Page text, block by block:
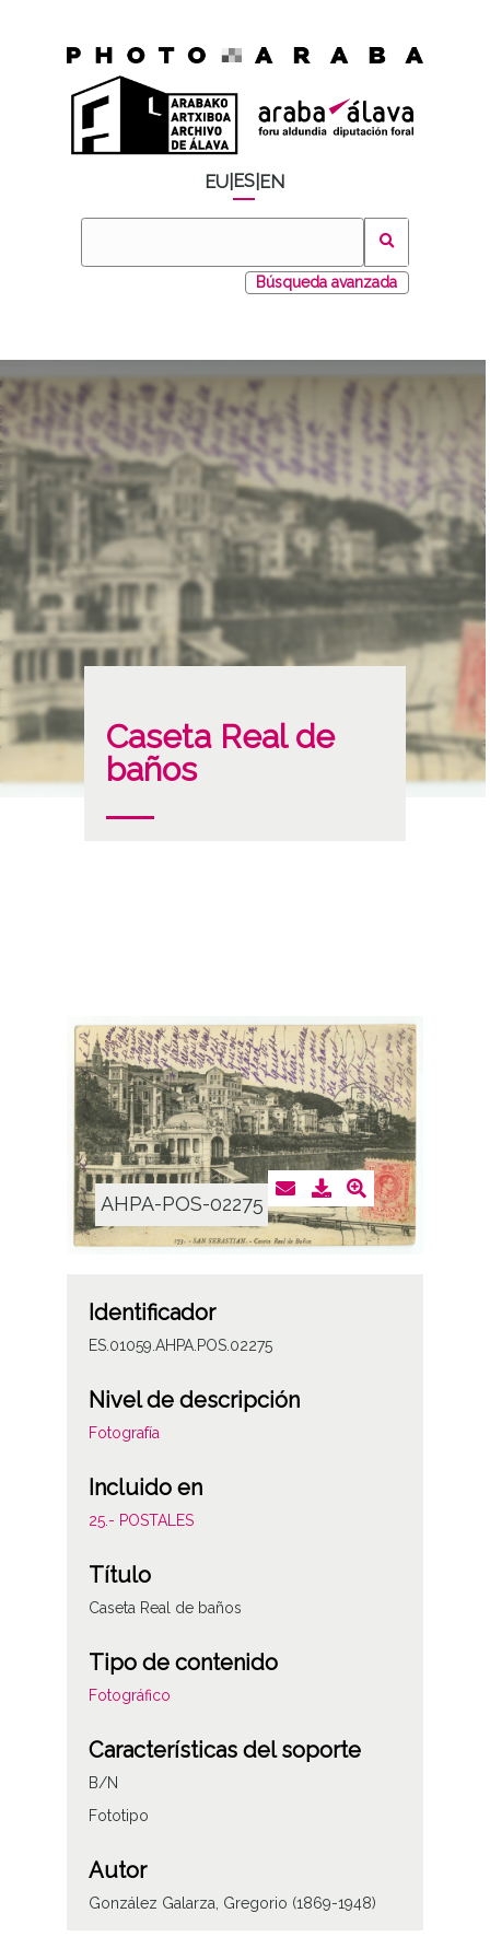
EU ES EN
Búsqueda avanzada
Caseta Real de
baños
AHPA-POS-02275
Identificador
ES.01059.AHPA.POS.02275
Nivel de descripción
Fotografía
Incluido en
25.- POSTALES
Título
Caseta Real de baños
Tipo de contenido
Fotográfico
Características del soporte
B/N
Fototipo
Autor
González Galarza, Gregorio (1869-1948)